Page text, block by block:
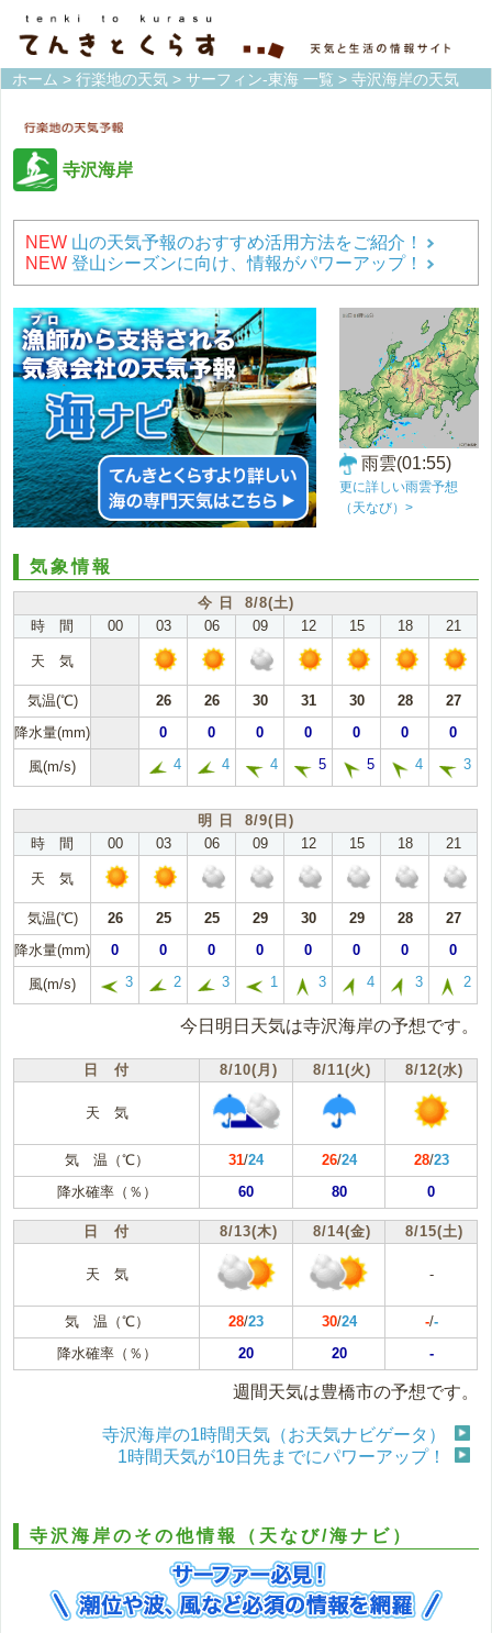
ホーム > 行楽地の天気 > サーフィン-東海 一覧 > 寺沢海岸の天気
寺沢海岸
NEW 山の天気予報のおすすめ活用方法をご紹介！
NEW 登山シーズンに向け、情報がパワーアップ！
雨雲(01:55)
更に詳しい雨雲予想
（天なび）>
気象情報
今 日 8/8(土)
時 間
00 03 06 09 12 15 18 21
天 気
気温(℃) 26 26 30 31 30 28
27
降水量(mm)
0 0 0 0 0 0 0
風(m/s) 4 4 4 5 5 4 3
明 日 8/9(日)
時 間
00 03 06 09 12 15 18 21
天 気
気温(℃) 26 25 25 29 30 29 28
27
降水量(mm)
0 0 0 0 0 0 0 0
風(m/s) 3 2 3 1 3 4 3 2
今日明日天気は寺沢海岸の予想です。
日 付 8/10(月) 8/11(火) 8/12(水)
天 気
気 温（℃） 31/24 26/24 28/23
降水確率（％）
60 80 0
日 付 8/13(木) 8/14(金) 8/15(土)
天 気 -
気 温（℃） 28/23 30/24 -/-
降水確率（％）
20 20 -
週間天気は豊橋市の予想です。
寺沢海岸の1時間天気（お天気ナビゲータ）
1時間天気が10日先までにパワーアップ！
寺沢海岸のその他情報（天なび/海ナビ）